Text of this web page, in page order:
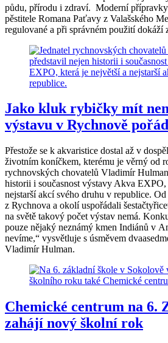
půdu, přírodu i zdraví. Moderní přípravky
pěstitele Romana Paťavy z Valašského
regulované a při správném použití dokáží
Jako kluk rybičky mít
výstavu v Rychnově
Přestože se k akvaristice dostal až v
životním koníčkem, kterému je věrný od
rychnovských chovatelů Vladimír
historii i současnost výstavy Akva EXPO,
nejstarší akcí svého druhu v republice.
z Rychnova a okolí uspořádali
na světě takový počet výstav nemá.
pouze nějaký neznámý kmen Indiánů v
nevíme,“ vysvětluje s úsměvem
Vladimír Hulman.
Chemické centrum na 6.
zahájí nový školní rok